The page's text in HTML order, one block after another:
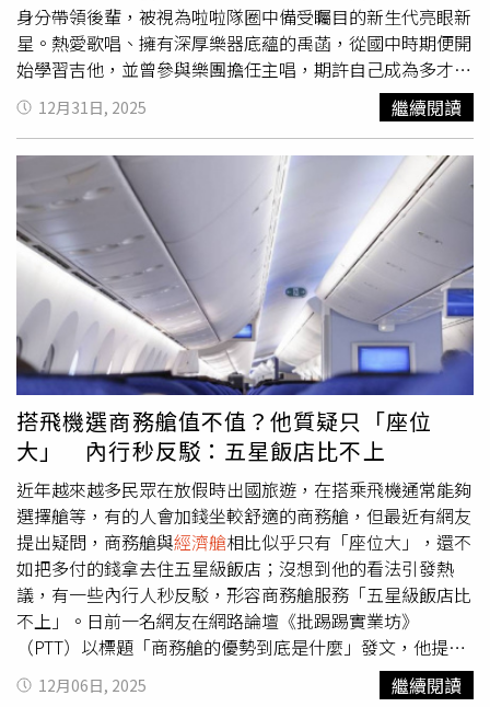
景點或旅程畫面），並搭配簡短心情分享，上傳至活動網站
即可完成投稿。
品攝取。若出發前已出現胸悶、頭暈等不適症狀，應優先評
估健康狀況，必要時調整行程並就醫檢查，以降低突發風
險。
身分帶領後輩，被視為啦啦隊圈中備受矚目的新生代亮眼新
星。熱愛歌唱、擁有深厚樂器底蘊的禹菡，從國中時期便開
始學習吉他，並曾參與樂團擔任主唱，期許自己成為多才多
藝的全方位表演者。相較於對舞蹈演出的緊張感，她在甄選
時於加分題項目選擇最熟悉的吉他自彈自唱，當下狀態出現
明顯轉變，眼神散發自信光芒，舞台氣勢自然流露。溫暖清
新的獨特嗓音搭配流暢的彈撥技巧，瞬間驚艷評審團，也成
功吸引全場目光，成為奪冠關鍵。連番風波讓嘎琳決定離開
啦啦隊圈。（翻攝自嘎琳FB）不過，近年樂天女孩話題與
風波不斷。成員嘎琳因拍攝廣告疑找替身、與女孩們赴美參
加MLB台灣日時，使用高級信用卡升等豪華經濟艙
，以及小
三爭議等傳聞，引發外界議論。連番風波也讓嘎琳做出決定
離開啦啦隊圈，不再續跳。事件發生後禹菡在10月2日在社
群平台發文抒發情緒，寫下：「真的快瘋了…可以不要假裝
妳很挺她嗎？在背後弄她的不就妳= = 安靜很難嗎？」語帶
暗示意味，引發粉絲與網友熱議。同期入隊的溫妮也留言附
和：「真的欸！！好可怕！」該篇貼文隨後刪除，卻已一舉
引爆外界對「樂天女孩內鬼」的各種揣測。禹菡曾暗指樂天
女孩有內鬼。（圖／翻攝自禹菡IG、Threads）
12月31日, 2025 繼續閱讀
搭飛機選商務艙值不值？他質疑只「座位
大」 內行秒反駁：五星飯店比不上
近年越來越多民眾在放假時出國旅遊，在搭乘飛機通常能夠
選擇艙等，有的人會加錢坐較舒適的商務艙，但最近有網友
提出疑問，商務艙與經濟艙相比似乎只有「座位大」，還不
如把多付的錢拿去住五星級飯店；沒想到他的看法引發熱
議，有一些內行人秒反駁，形容商務艙服務「五星級飯店比
不上」。日前一名網友在網路論壇《批踢踢實業坊》
（PTT）以標題「商務艙的優勢到底是什麼」發文，他提出
自己看法，商務艙與
相比，差異似乎只有座位較大、
餐點也多為「冷凍加熱食品」，即使長途飛行「不就飛的那
12月06日, 2025 繼續閱讀